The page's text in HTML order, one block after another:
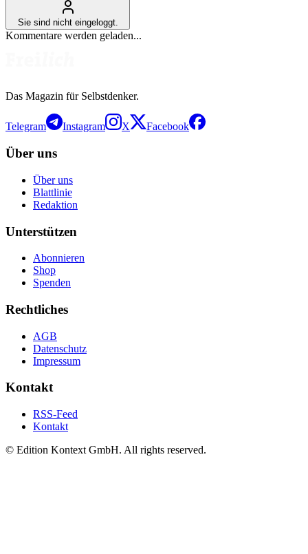
Sie sind nicht eingeloggt.
Kommentare werden geladen...
Das Magazin für Selbstdenker.
Telegram Instagram X Facebook
Über uns
Über uns
Blattlinie
Redaktion
Unterstützen
Abonnieren
Shop
Spenden
Rechtliches
AGB
Datenschutz
Impressum
Kontakt
RSS-Feed
Kontakt
© Edition Kontext GmbH. All rights reserved.